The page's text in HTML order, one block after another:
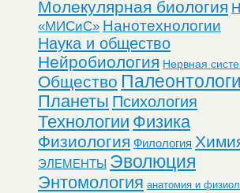
Молекулярная биология
«МИСиС» Нанотехнологии
Наука и общество
Нейробиология Нервная
Общество
Планеты Психология
Технологии Физика
Физиология Филология
ЭЛЕМЕНТЫ Эволюция
Энтомология анатомия и